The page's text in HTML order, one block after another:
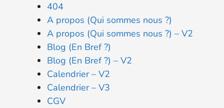
404
A propos (Qui sommes nous ?)
A propos (Qui sommes nous ?) – V2
Blog (En Bref ?)
Blog (En Bref ?) – V2
Calendrier – V2
Calendrier – V3
CGV